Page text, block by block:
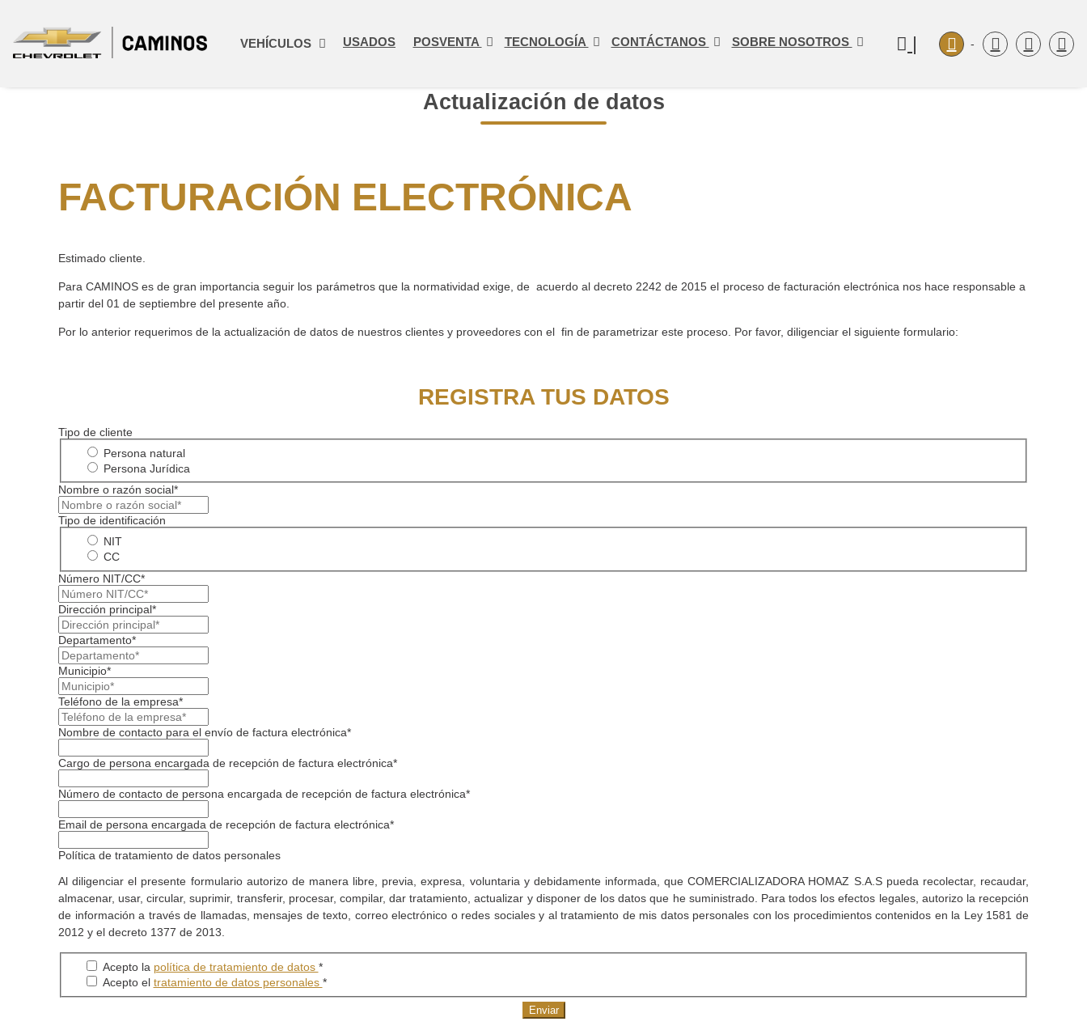
VEHÍCULOS USADOS POSVENTA TECNOLOGÍA CONTÁCTANOS SOBRE NOSOTROS | -
Actualización de datos
FACTURACIÓN ELECTRÓNICA
Estimado cliente.
Para CAMINOS es de gran importancia seguir los parámetros que la normatividad exige, de acuerdo al decreto 2242 de 2015 el proceso de facturación electrónica nos hace responsable a
partir del 01 de septiembre del presente año.
Por lo anterior requerimos de la actualización de datos de nuestros clientes y proveedores con el fin de parametrizar este proceso. Por favor, diligenciar el siguiente formulario:
REGISTRA TUS DATOS
Tipo de cliente
Persona natural
Persona Jurídica
Nombre o razón social*
Tipo de identificación
NIT
CC
Número NIT/CC*
Dirección principal*
Departamento*
Municipio*
Teléfono de la empresa*
Nombre de contacto para el envío de factura electrónica*
Cargo de persona encargada de recepción de factura electrónica*
Número de contacto de persona encargada de recepción de factura electrónica*
Email de persona encargada de recepción de factura electrónica*
Política de tratamiento de datos personales
Al diligenciar el presente formulario autorizo de manera libre, previa, expresa, voluntaria y debidamente informada, que COMERCIALIZADORA HOMAZ S.A.S pueda recolectar, recaudar,
almacenar, usar, circular, suprimir, transferir, procesar, compilar, dar tratamiento, actualizar y disponer de los datos que he suministrado. Para todos los efectos legales, autorizo la recepción
de información a través de llamadas, mensajes de texto, correo electrónico o redes sociales y al tratamiento de mis datos personales con los procedimientos contenidos en la Ley 1581 de
2012 y el decreto 1377 de 2013.
Acepto la política de tratamiento de datos *
Acepto el tratamiento de datos personales *
Enviar